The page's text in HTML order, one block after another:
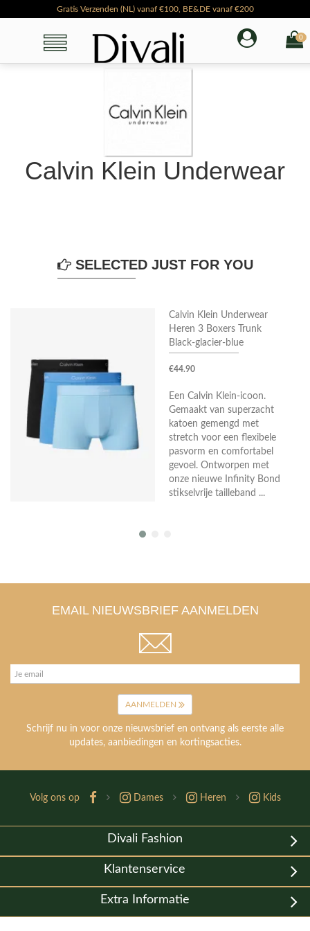
Gratis Verzenden (NL) vanaf €100, BE&DE vanaf €200
0
Calvin Klein Underwear
SELECTED JUST FOR YOU
Calvin Klein Underwear
Heren 3 Boxers Trunk
Black-glacier-blue
€44.90
Een Calvin Klein-icoon.
Gemaakt van superzacht
katoen gemengd met
stretch voor een flexibele
pasvorm en comfortabel
gevoel. Ontworpen met
onze nieuwe Infinity Bond
stikselvrije tailleband ...
EMAIL NIEUWSBRIEF AANMELDEN
AANMELDEN
Schrijf nu in voor onze nieuwsbrief en ontvang als eerste alle
updates, aanbiedingen en kortingsacties.
Volg ons op Dames Heren Kids
Divali Fashion
Klantenservice
Extra Informatie